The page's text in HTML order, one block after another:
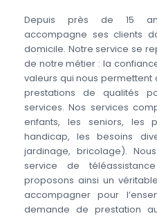
Depuis près de 15
accompagne ses clients
domicile. Notre service se
de notre métier : la
valeurs qui nous permettent
prestations de qualités
services. Nos services
enfants, les seniors, les
handicap, les besoins
jardinage, bricolage).
service de
proposons ainsi un
accompagner pour
demande de prestation